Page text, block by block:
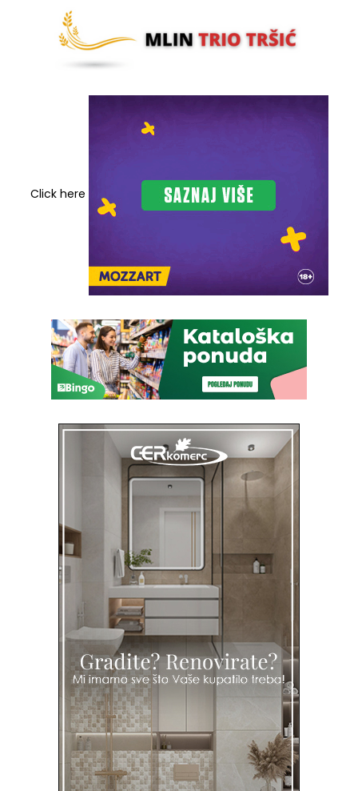
Click here